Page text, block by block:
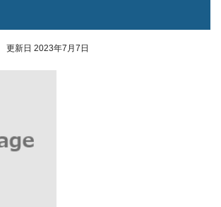
更新日 2023年7月7日